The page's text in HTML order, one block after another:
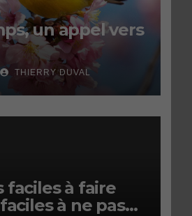
un appel vers
THIERRY DUVAL
faciles à faire
à ne pas